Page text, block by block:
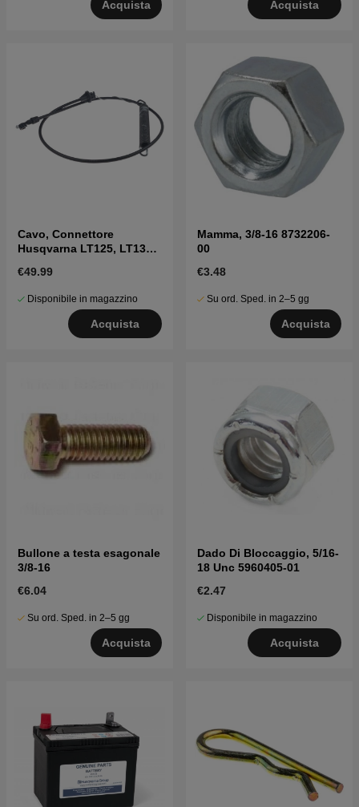
Acquista Acquista
Cavo, Connettore
Husqvarna LT125, LT130,
€49.99
Disponibile in magazzino
Acquista
Mamma, 3/8-16 8732206-
00
€3.48
Su ord. Sped. in 2–5 gg
Acquista
Bullone a testa esagonale
3/8-16
€6.04
Su ord. Sped. in 2–5 gg
Acquista
Dado Di Bloccaggio, 5/16-
18 Unc 5960405-01
€2.47
Disponibile in magazzino
Acquista